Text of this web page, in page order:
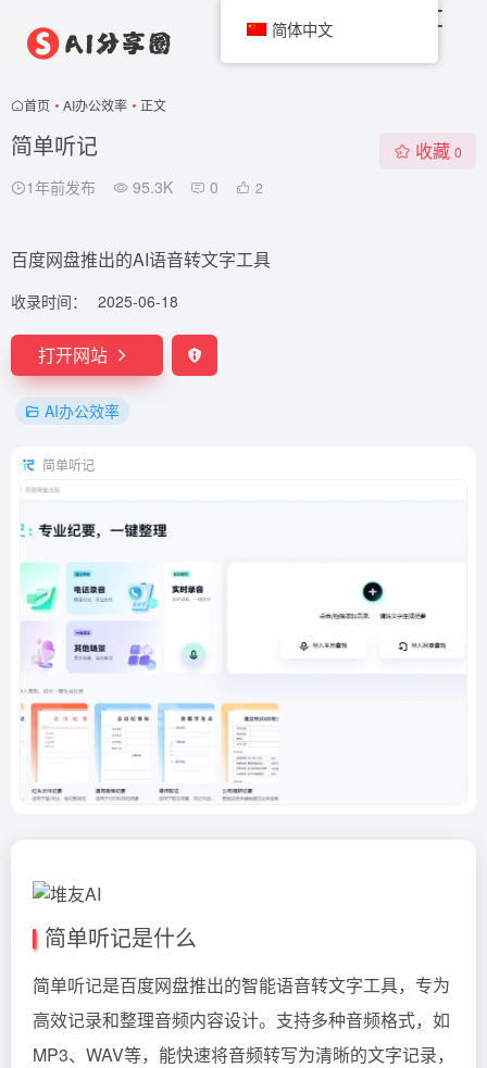
首页 • AI办公效率 • 正文
简单听记
1年前发布 95.3K 0 2
收藏 0
百度网盘推出的AI语音转文字工具
收录时间： 2025-06-18
打开网站
AI办公效率
简单听记
简单听记是什么
简单听记是百度网盘推出的智能语音转文字工具，专为
高效记录和整理音频内容设计。支持多种音频格式，如
MP3、WAV等，能快速将音频转写为清晰的文字记录，
简体中文